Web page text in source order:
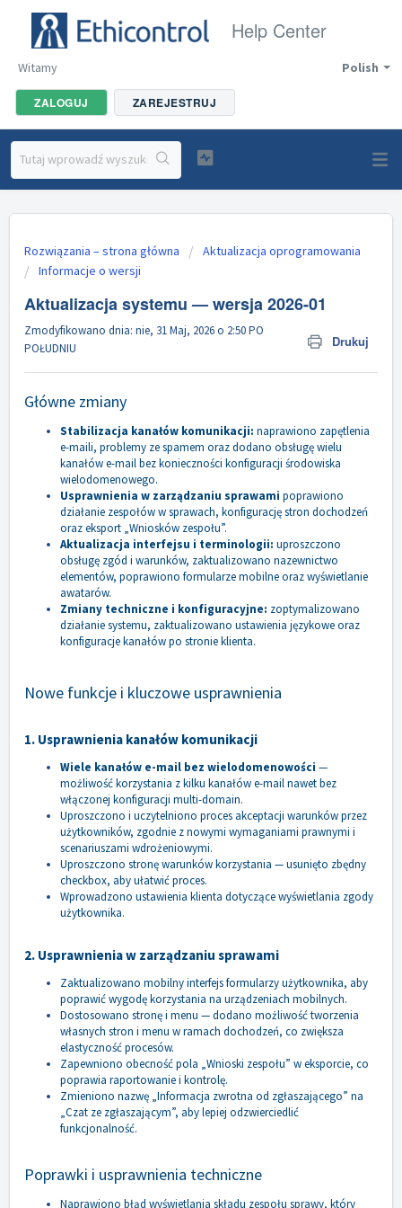
Help Center
Polish
Witamy
ZALOGUJ ZAREJESTRUJ
Rozwiązania – strona główna
Aktualizacja oprogramowania
Informacje o wersji
Aktualizacja systemu — wersja 2026-01
Drukuj
Zmodyfikowano dnia: nie, 31 Maj, 2026 o 2:50 PO
POŁUDNIU
Główne zmiany
Stabilizacja kanałów komunikacji: naprawiono zapętlenia
e-maili, problemy ze spamem oraz dodano obsługę wielu
kanałów e-mail bez konieczności konfiguracji środowiska
wielodomenowego.
Usprawnienia w zarządzaniu sprawami poprawiono
działanie zespołów w sprawach, konfigurację stron dochodzeń
oraz eksport „Wniosków zespołu”.
Aktualizacja interfejsu i terminologii: uproszczono
obsługę zgód i warunków, zaktualizowano nazewnictwo
elementów, poprawiono formularze mobilne oraz wyświetlanie
awatarów.
Zmiany techniczne i konfiguracyjne: zoptymalizowano
działanie systemu, zaktualizowano ustawienia językowe oraz
konfiguracje kanałów po stronie klienta.
Nowe funkcje i kluczowe usprawnienia
1. Usprawnienia kanałów komunikacji
Wiele kanałów e-mail bez wielodomenowości —
możliwość korzystania z kilku kanałów e-mail nawet bez
włączonej konfiguracji multi-domain.
Uproszczono i uczytelniono proces akceptacji warunków przez
użytkowników, zgodnie z nowymi wymaganiami prawnymi i
scenariuszami wdrożeniowymi.
Uproszczono stronę warunków korzystania — usunięto zbędny
checkbox, aby ułatwić proces.
Wprowadzono ustawienia klienta dotyczące wyświetlania zgody
użytkownika.
2. Usprawnienia w zarządzaniu sprawami
Zaktualizowano mobilny interfejs formularzy użytkownika, aby
poprawić wygodę korzystania na urządzeniach mobilnych.
Dostosowano stronę i menu — dodano możliwość tworzenia
własnych stron i menu w ramach dochodzeń, co zwiększa
elastyczność procesów.
Zapewniono obecność pola „Wnioski zespołu” w eksporcie, co
poprawia raportowanie i kontrolę.
Zmieniono nazwę „Informacja zwrotna od zgłaszającego” na
„Czat ze zgłaszającym”, aby lepiej odzwierciedlić
funkcjonalność.
Poprawki i usprawnienia techniczne
Naprawiono błąd wyświetlania składu zespołu sprawy, który